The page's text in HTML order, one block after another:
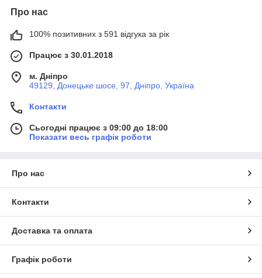
Про нас
100% позитивних з 591 відгука за рік
Працює з 30.01.2018
м. Дніпро
49129, Донецьке шосе, 97, Дніпро, Україна
Контакти
Сьогодні працює з 09:00 до 18:00
Показати весь графік роботи
Про нас
Контакти
Доставка та оплата
Графік роботи